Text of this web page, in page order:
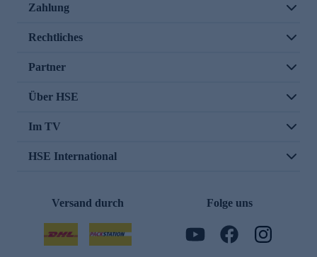
Zahlung
Rechtliches
Partner
Über HSE
Im TV
HSE International
Versand durch Folge uns